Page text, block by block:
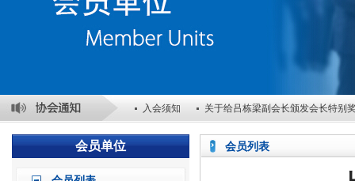
入会须知 关于给吕栋梁副会长颁发会长特别
关于表彰2025年度优秀会员单位的决定 关于
会员单位 会员列表